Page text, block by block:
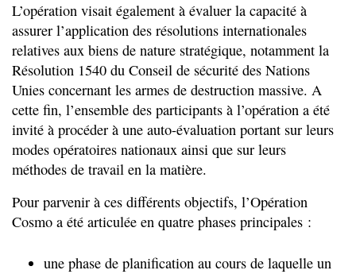
L’opération visait également à évaluer la capacité à
assurer l’application des résolutions internationales
relatives aux biens de nature stratégique, notamment la
Résolution 1540 du Conseil de sécurité des Nations
Unies concernant les armes de destruction massive. A
cette fin, l’ensemble des participants à l’opération a été
invité à procéder à une auto-évaluation portant sur leurs
modes opératoires nationaux ainsi que sur leurs
méthodes de travail en la matière.
Pour parvenir à ces différents objectifs, l’Opération
Cosmo a été articulée en quatre phases principales :
une phase de planification au cours de laquelle un